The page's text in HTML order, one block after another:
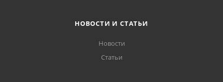
НОВОСТИ И СТАТЬИ
Новости
Статьи